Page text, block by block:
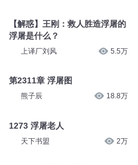
【解惑】王刚：救人胜造浮屠的
浮屠是什么？
上译厂刘风 5.5万
第2311章 浮屠图
熊子辰 18.8万
1273 浮屠老人
天下书盟 2万